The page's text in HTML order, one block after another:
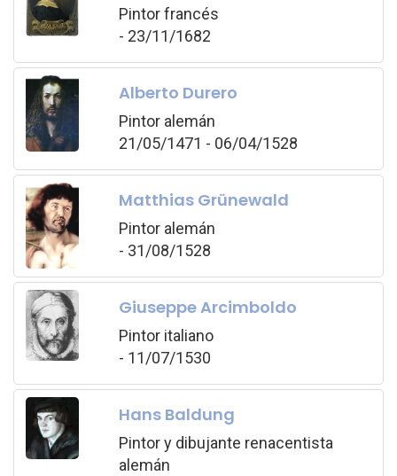
Pintor francés
- 23/11/1682
Alberto Durero
Pintor alemán
21/05/1471 - 06/04/1528
Matthias Grünewald
Pintor alemán
- 31/08/1528
Giuseppe Arcimboldo
Pintor italiano
- 11/07/1530
Hans Baldung
Pintor y dibujante renacentista
alemán